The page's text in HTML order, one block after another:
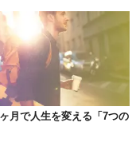
限り
い
月で人生を変える「7つの